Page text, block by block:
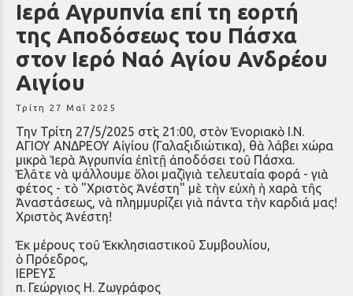
Ιερά Αγρυπνία επί τη εορτή
της Αποδόσεως του Πάσχα
στον Ιερό Ναό Αγίου Ανδρέου
Αιγίου
Τρίτη 27 Μαΐ 2025
Την Τρίτη 27/5/2025 στὶς 21:00, στὸν Ἐνοριακὸ Ι.Ν.
ΑΓΙΟΥ ΑΝΔΡΕΟΥ Αἰγίου (Γαλαξιδιώτικα), θὰ λάβει χώρα
μικρὰ Ἱερὰ Ἀγρυπνία ἐπὶ τῇ ἀποδόσει τοῦ Πάσχα.
Ἐλᾶτε νὰ ψάλλουμε ὅλοι μαζὶ γιὰ τελευταία φορά - γιὰ
φέτος - τὸ "Χριστὸς Ἀνέστη" μὲ τὴν εὐχὴ ἡ χαρὰ τῆς
Ἀναστάσεως, νὰ πλημμυρίζει γιὰ πάντα τὴν καρδιά μας!
Χριστὸς Ἀνέστη!
Ἐκ μέρους τοῦ Ἐκκλησιαστικοῦ Συμβουλίου,
ὁ Πρόεδρος,
ΙΕΡΕΥΣ
π. Γεώργιος Η. Ζωγράφος